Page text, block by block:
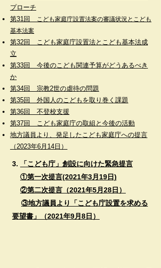
プロ ーチ
第31回
こども家庭庁設置法案の審議状況とこども
基本法案
第32回 こども家庭庁設置法とこども基本法成
立
第33回 今後のこども関連予算がどうあるべき
か
第34回 宗教2世の虐待の問題
第35回 外国人のこどもを取り巻く課題
第36回 不登校支援
第37回 こども家庭庁の取組と今後の活動
地方議員より、発足したこども家庭庁への提言
（2023年6月14日）
3.
「こども庁」創設に向けた緊急提言
①第一次提言(2021年3月19日)
②第二次提言（2021年5月28日）
③地方議員より「こども庁設置を求める
要望書」（2021年9月8日）